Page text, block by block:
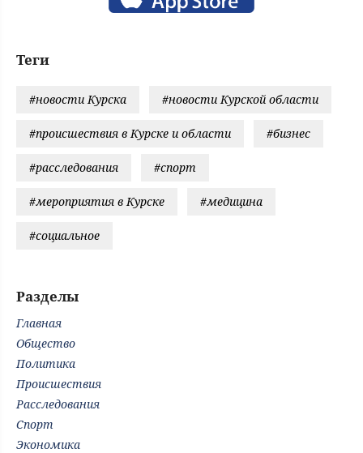
Теги
#новости Курска #новости Курской области
#происшествия в Курске и области #бизнес
#расследования #спорт
#мероприятия в Курске #медицина
#социальное
Разделы
Главная
Общество
Политика
Происшествия
Расследования
Спорт
Экономика